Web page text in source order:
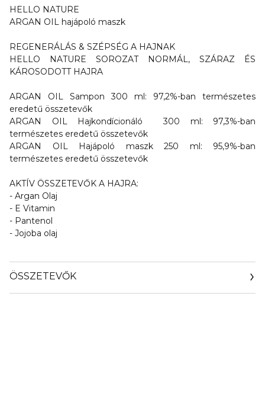
HELLO NATURE
ARGAN OIL hajápoló maszk
REGENERÁLÁS & SZÉPSÉG A HAJNAK
HELLO NATURE SOROZAT NORMÁL, SZÁRAZ ÉS
KÁROSODOTT HAJRA
ARGAN OIL Sampon 300 ml: 97,2%-ban természetes
eredetű összetevők
ARGAN OIL Hajkondícionáló 300 ml: 97,3%-ban
természetes eredetű összetevők
ARGAN OIL Hajápoló maszk 250 ml: 95,9%-ban
természetes eredetű összetevők
AKTÍV ÖSSZETEVŐK A HAJRA:
- Argan Olaj
- E Vitamin
- Pantenol
- Jojoba olaj
ÖSSZETEVŐK